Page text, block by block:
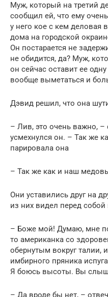
Муж, который на третий
сообщил ей, что ему
у него кое с кем деловая
дома на городской
Он постарается не
не обидится, да? Муж,
он сейчас оставит ее
вообще выметаться и
Дэвид решил, что она
– Лив, это очень важно, –
усмехнулся он. – Так же
парировала она
– Так же как и наш
Они уставились друг на
из них видел перед
– Боже мой! Думаю, мне
то американка со
обернутым вокруг талии,
имбирного пряника
Я боюсь высоты. Вы
– Да вроде бы нет, –